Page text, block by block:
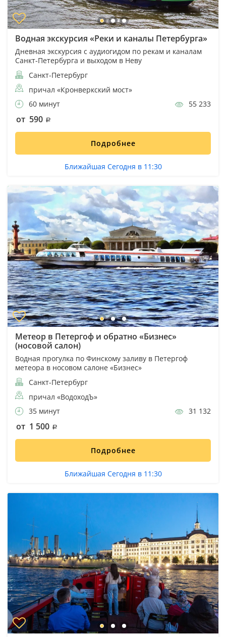
Водная экскурсия «Реки и каналы Петербурга»
Дневная экскурсия с аудиогидом по рекам и каналам
Санкт-Петербурга и выходом в Неву
Санкт-Петербург
причал «Кронверкский мост»
60 минут
55 233
от 590
Подробнее
Ближайшая Сегодня в 11:30
Метеор в Петергоф и обратно «Бизнес»
(носовой салон)
Водная прогулка по Финскому заливу в Петергоф
метеора в носовом салоне «Бизнес»
Санкт-Петербург
причал «ВодоходЪ»
35 минут
31 132
от 1 500
Подробнее
Ближайшая Сегодня в 11:30